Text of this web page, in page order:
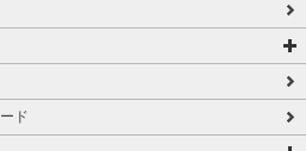
ド